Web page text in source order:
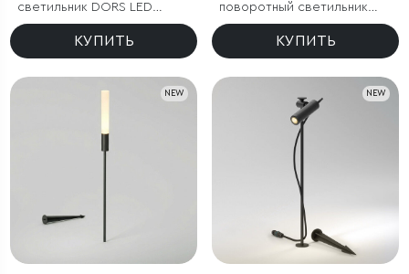
светильник DORS LED
3000K IP54
КУПИТЬ
поворотный светильник
DORS 3000K черный
КУПИТЬ
NEW NEW